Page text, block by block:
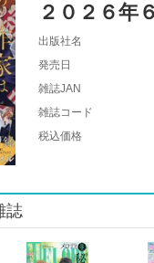
２０２６年
出版社名
発売日
雑誌JAN
雑誌コード
税込価格
誌